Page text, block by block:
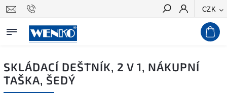
CZK
Hledat
SKLÁDACÍ DEŠTNÍK, 2 V 1, NÁKUPNÍ
TAŠKA, ŠEDÝ